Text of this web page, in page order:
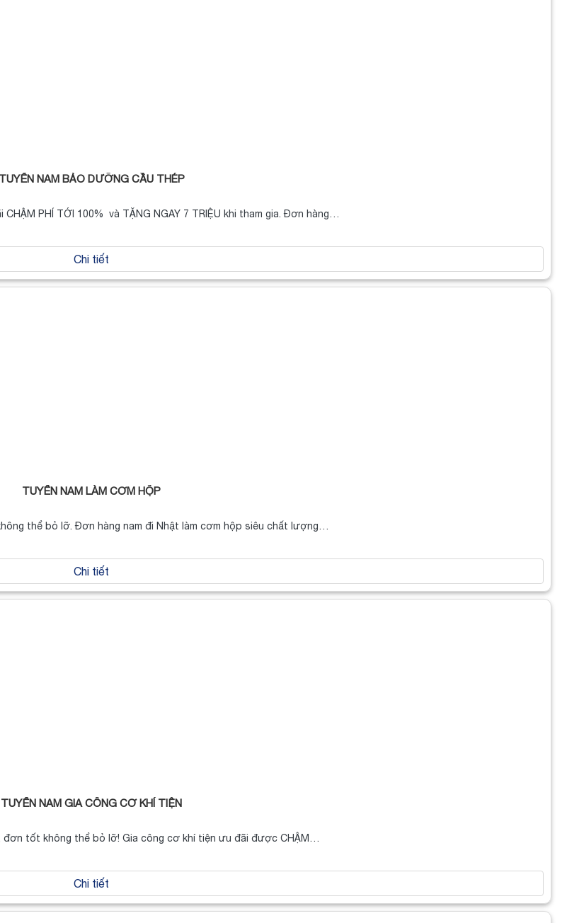
TUYỂN NAM BẢO DƯỠNG CẦU THÉP
PHÍ TỚI 100% và TẶNG NGAY 7 TRIỆU khi tham gia. Đơn hàng…
Chi tiết
TUYỂN NAM LÀM CƠM HỘP
thể bỏ lỡ. Đơn hàng nam đi Nhật làm cơm hộp siêu chất lượng…
Chi tiết
TUYỂN NAM GIA CÔNG CƠ KHÍ TIỆN
đơn tốt không thể bỏ lỡ! Gia công cơ khí tiện ưu đãi được CHẬM…
Chi tiết